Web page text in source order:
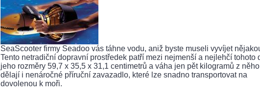
SeaScooter firmy Seadoo vás táhne vodu, aniž byste museli vyvíjet
Tento netradiční dopravní prostředek patří mezi nejmenší a nejlehčí tohoto
jeho rozměry 59,7 x 35,5 x 31,1 centimetrů a váha jen pět kilogramů z něho
dělají i nenáročné příruční zavazadlo, které lze snadno transportovat na
dovolenou k moři.